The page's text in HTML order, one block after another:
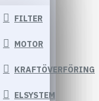
FILTER
MOTOR
KRAFTÖVERFÖRING
ELSYSTEM